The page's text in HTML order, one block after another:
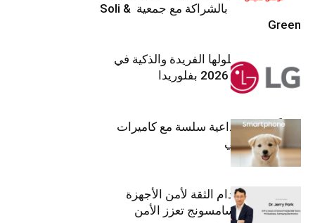
تنموي مستدام بالشراكة مع جمعية Soli &
Green
إل جي تقدم حلولها الفريدة والذكية في
معرض (KBIS) 2026 بفلوريدا
قريباً: تجربة إبداعية سلسة مع كاميرات
أجهزة جالاكسي
استراتيجية انعدام الثقة لأمن الأجهزة
المحمولة من سامسونج تعزز الأمن